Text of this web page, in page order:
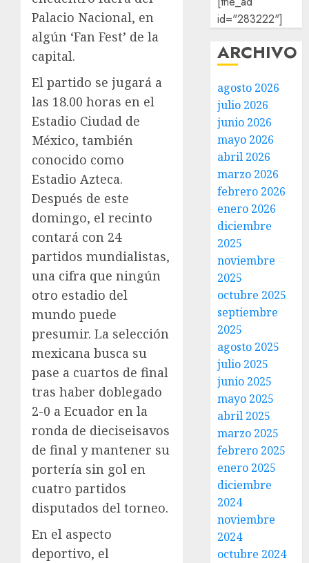
Palacio Nacional, en
algún ‘Fan Fest’ de la
capital.
El partido se jugará a
las 18.00 horas en el
Estadio Ciudad de
México, también
conocido como
Estadio Azteca.
Después de este
domingo, el recinto
contará con 24
partidos mundialistas,
una cifra que ningún
otro estadio del
mundo puede
presumir. La selección
mexicana busca su
pase a cuartos de final
tras haber doblegado
2-0 a Ecuador en la
ronda de dieciseisavos
de final y mantener su
portería sin gol en
cuatro partidos
disputados del torneo.
En el aspecto
deportivo, el
id="283222"]
ARCHIVO
agosto 2026
julio 2026
junio 2026
mayo 2026
abril 2026
marzo 2026
febrero 2026
enero 2026
diciembre
2025
noviembre
2025
octubre 2025
septiembre
2025
agosto 2025
julio 2025
junio 2025
mayo 2025
abril 2025
marzo 2025
febrero 2025
enero 2025
diciembre
2024
noviembre
2024
octubre 2024